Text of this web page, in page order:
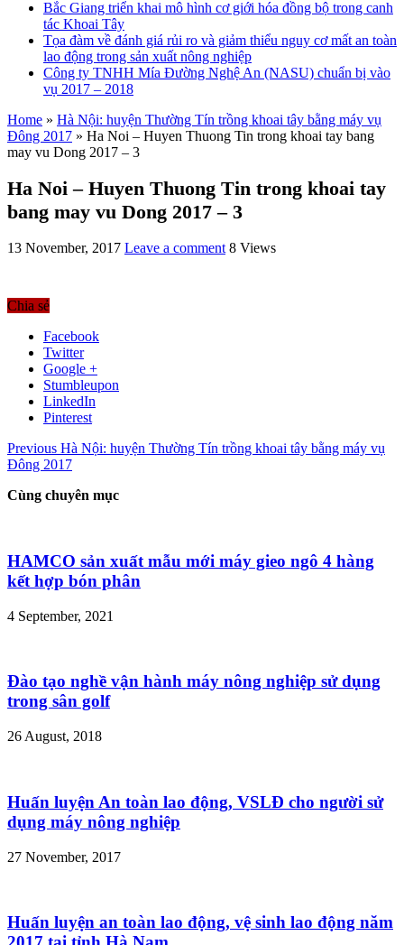
Bắc Giang triển khai mô hình cơ giới hóa đồng bộ trong canh
tác Khoai Tây
Tọa đàm về đánh giá rủi ro và giảm thiểu nguy cơ mất an toàn
lao động trong sản xuất nông nghiệp
Công ty TNHH Mía Đường Nghệ An (NASU) chuẩn bị vào
vụ 2017 – 2018
Home » Hà Nội: huyện Thường Tín trồng khoai tây bằng máy vụ
Đông 2017 » Ha Noi – Huyen Thuong Tin trong khoai tay bang
may vu Dong 2017 – 3
Ha Noi – Huyen Thuong Tin trong khoai tay
bang may vu Dong 2017 – 3
13 November, 2017 Leave a comment 8 Views
Chia sẻ
Facebook
Twitter
Google +
Stumbleupon
LinkedIn
Pinterest
Previous Hà Nội: huyện Thường Tín trồng khoai tây bằng máy vụ
Đông 2017
Cùng chuyên mục
HAMCO sản xuất mẫu mới máy gieo ngô 4 hàng
kết hợp bón phân
4 September, 2021
Đào tạo nghề vận hành máy nông nghiệp sử dụng
trong sân golf
26 August, 2018
Huấn luyện An toàn lao động, VSLĐ cho người sử
dụng máy nông nghiệp
27 November, 2017
Huấn luyện an toàn lao động, vệ sinh lao động năm